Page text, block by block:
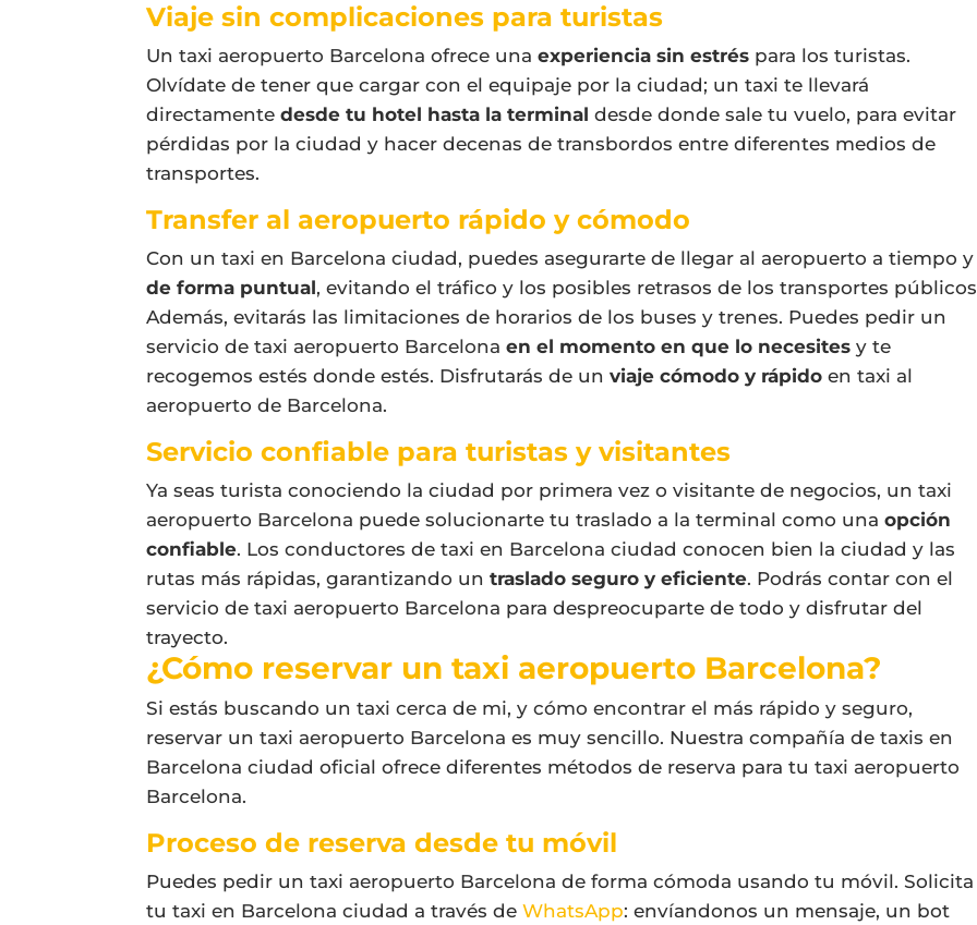
Viaje sin complicaciones para turistas
Untaxi aeropuerto Barcelona ofrece unaexperiencia sin estrés para los turistas.
Olvídate de tener que cargar con el equipaje por la ciudad; un taxi te llevará
directamentedesde tu hotel hasta la terminal desde donde sale tu vuelo, para evitar
pérdidas por la ciudad y hacer decenas de transbordos entre diferentes medios de
transportes.
Transfer al aeropuerto rápido y cómodo
Con un taxi en Barcelona ciudad, puedes asegurarte de llegar al aeropuerto a tiempo y
de forma puntual, evitando el tráfico y los posibles retrasos de los transportes
Además, evitarás las limitaciones de horarios de los buses y trenes. Puedes pedir un
servicio detaxi aeropuerto Barcelona en el momento en que lo necesites y te
recogemos estés donde estés. Disfrutarás de un viaje cómodo y rápido entaxi al
aeropuerto de Barcelona.
Servicio confiable para turistas y visitantes
Ya seas turista conociendo la ciudad por primera vez o visitante de negocios, untaxi
aeropuerto Barcelona puede solucionarte tu traslado a la terminal como unaopción
confiable. Los conductores detaxi en Barcelona ciudad conocen bien la ciudad y las
rutas más rápidas, garantizando un traslado seguro y eficiente. Podrás contar con el
servicio de taxi aeropuerto Barcelona para despreocuparte de todo y disfrutar del
trayecto.
¿Cómo reservar un taxi aeropuerto Barcelona?
Si estás buscando untaxi cerca de mi, y cómo encontrar el más rápido y seguro,
reservar un taxi aeropuerto Barcelona es muy sencillo. Nuestra compañía detaxis en
Barcelona ciudad oficial ofrece diferentes métodos de reserva para tu taxi aeropuerto
Barcelona.
Proceso de reserva desde tu móvil
Puedes pedir untaxi aeropuerto Barcelona de forma cómoda usando tu móvil. Solicita
tutaxi en Barcelona ciudad a través deWhatsApp: envíandonos un mensaje, un bot